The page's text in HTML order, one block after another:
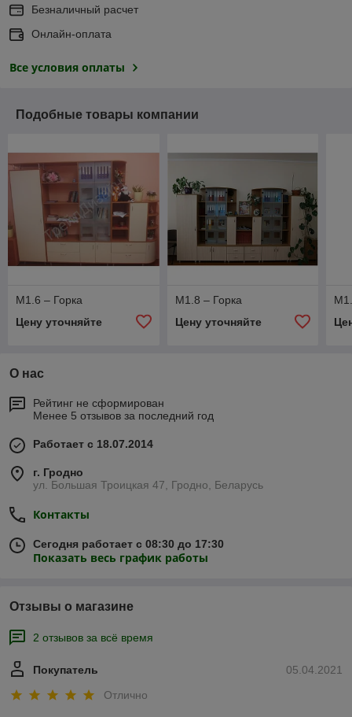
Безналичный расчет
Онлайн-оплата
Все условия оплаты
Подобные товары компании
М1.6 – Горка
Цену уточняйте
М1.8 – Горка
Цену уточняйте
О нас
Рейтинг не сформирован
Менее 5 отзывов за последний год
Работает с 18.07.2014
г. Гродно
ул. Большая Троицкая 47, Гродно, Беларусь
Контакты
Сегодня работает с 08:30 до 17:30
Показать весь график работы
Отзывы о магазине
2 отзывов за всё время
05.04.2021
Покупатель
Отлично